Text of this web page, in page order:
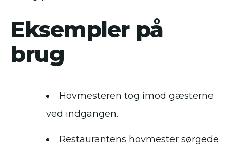
Eksempler på
brug
Hovmesteren tog imod gæsterne
ved indgangen.
Restaurantens hovmester sørgede